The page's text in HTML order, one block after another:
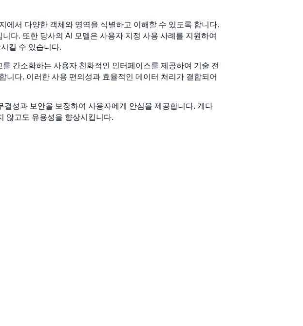
에서 다양한 객체와 영역을 식별하고 이해할 수 있도록 합니다.
다. 또한 당사의 AI 모델은 사용자 지정 사용 사례를 지원하여
킬 수 있습니다.
간소화하는 사용자 친화적인 인터페이스를 제공하여 기술 전
다. 이러한 사용 편의성과 효율적인 데이터 처리가 결합되어
성과 보안을 보장하여 사용자에게 안심을 제공합니다. 게다
않고도 유용성을 향상시킵니다.